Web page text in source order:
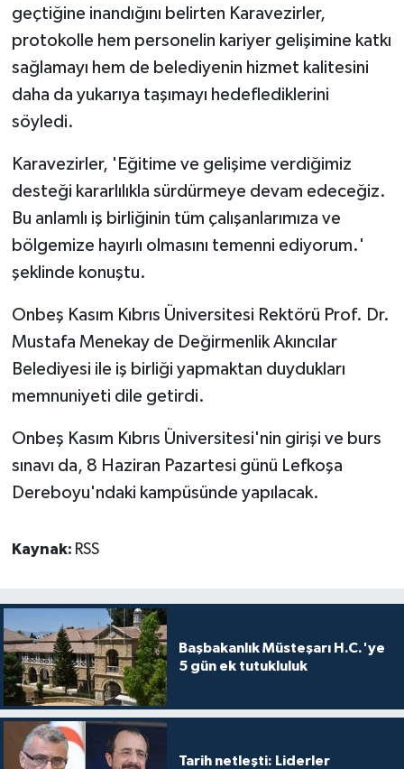
geçtiğine inandığını belirten Karavezirler,
protokolle hem personelin kariyer gelişimine katkı
sağlamayı hem de belediyenin hizmet kalitesini
daha da yukarıya taşımayı hedeflediklerini
söyledi.
Karavezirler, 'Eğitime ve gelişime verdiğimiz
desteği kararlılıkla sürdürmeye devam edeceğiz.
Bu anlamlı iş birliğinin tüm çalışanlarımıza ve
bölgemize hayırlı olmasını temenni ediyorum.'
şeklinde konuştu.
Onbeş Kasım Kıbrıs Üniversitesi Rektörü Prof. Dr.
Mustafa Menekay de Değirmenlik Akıncılar
Belediyesi ile iş birliği yapmaktan duydukları
memnuniyeti dile getirdi.
Onbeş Kasım Kıbrıs Üniversitesi'nin girişi ve burs
sınavı da, 8 Haziran Pazartesi günü Lefkoşa
Dereboyu'ndaki kampüsünde yapılacak.
Kaynak: RSS
Başbakanlık Müsteşarı H.C.'ye
5 gün ek tutukluluk
Tarih netleşti: Liderler